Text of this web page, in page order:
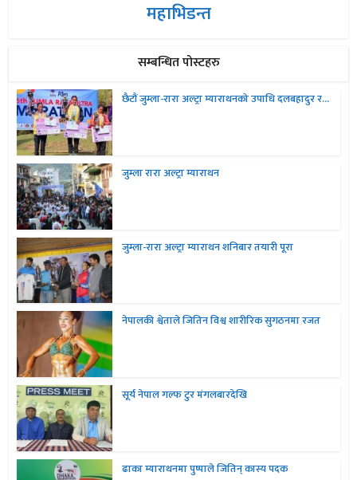
महाभिडन्त
सम्बन्धित पोस्टहरु
छैटौं जुम्ला-रारा अल्ट्रा म्याराथनको उपाधि दलबहादुर र...
जुम्ला रारा अल्ट्रा म्याराथन
जुम्ला-रारा अल्ट्रा म्याराथन शनिबार तयारी पूरा
नेपालकी श्वेताले जितिन विश्व शारीरिक सुगठनमा रजत
सूर्य नेपाल गल्फ टुर मंगलबारदेखि
ढाका म्याराथनमा पुष्पाले जितिन् कास्य पदक